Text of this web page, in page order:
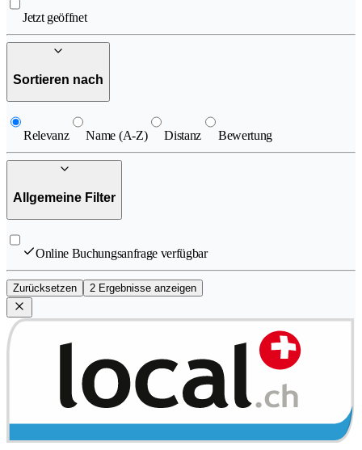
Jetzt geöffnet
Sortieren nach
Relevanz Name (A-Z) Distanz Bewertung
Allgemeine Filter
Online Buchungsanfrage verfügbar
Zurücksetzen 2 Ergebnisse anzeigen